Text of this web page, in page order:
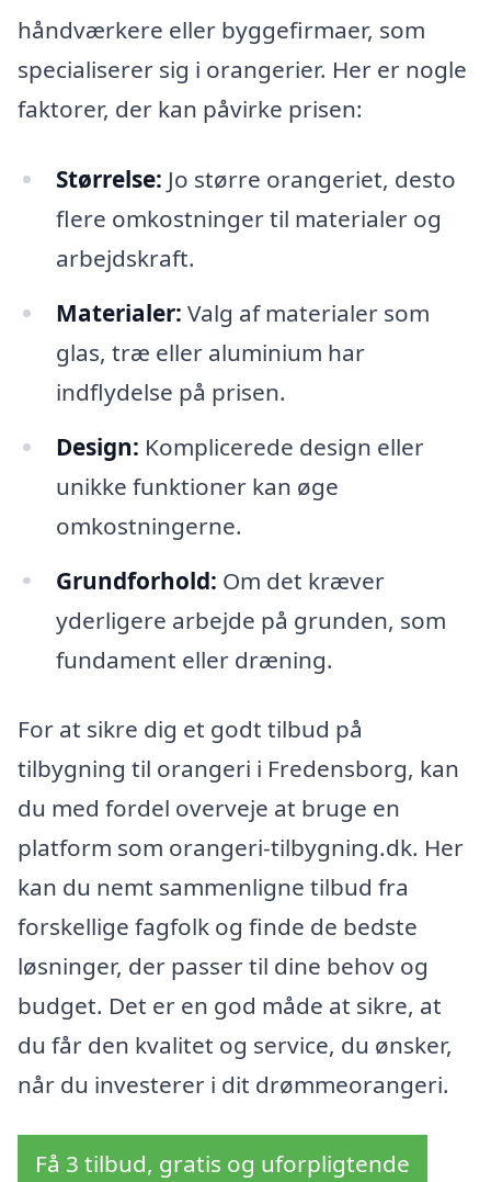
håndværkere eller byggefirmaer, som
specialiserer sig i orangerier. Her er nogle
faktorer, der kan påvirke prisen:
Størrelse: Jo større orangeriet, desto
flere omkostninger til materialer og
arbejdskraft.
Materialer: Valg af materialer som
glas, træ eller aluminium har
indflydelse på prisen.
Design: Komplicerede design eller
unikke funktioner kan øge
omkostningerne.
Grundforhold: Om det kræver
yderligere arbejde på grunden, som
fundament eller dræning.
For at sikre dig et godt tilbud på
tilbygning til orangeri i Fredensborg, kan
du med fordel overveje at bruge en
platform som orangeri-tilbygning.dk. Her
kan du nemt sammenligne tilbud fra
forskellige fagfolk og finde de bedste
løsninger, der passer til dine behov og
budget. Det er en god måde at sikre, at
du får den kvalitet og service, du ønsker,
når du investerer i dit drømmeorangeri.
Få 3 tilbud, gratis og uforpligtende